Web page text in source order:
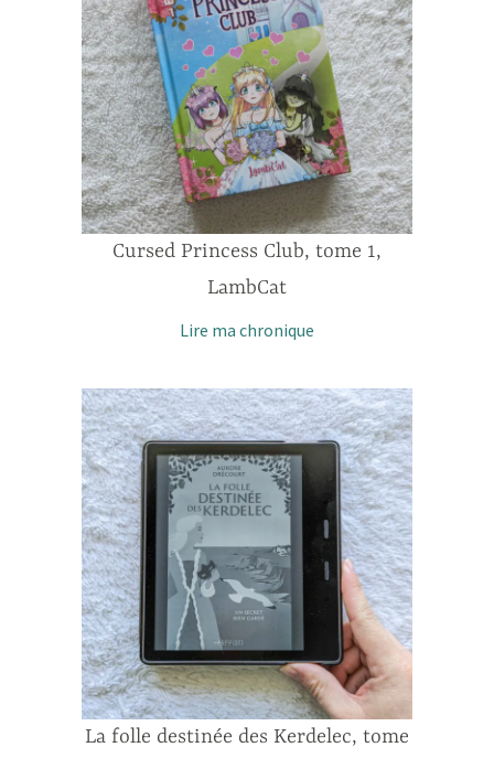
Cursed Princess Club, tome 1,
LambCat
Lire ma chronique
La folle destinée des Kerdelec, tome